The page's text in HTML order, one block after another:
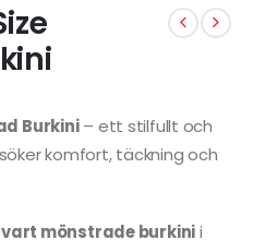
Burkini– ett stilfullt och
komfort, täckning och
mönstrade burkinii